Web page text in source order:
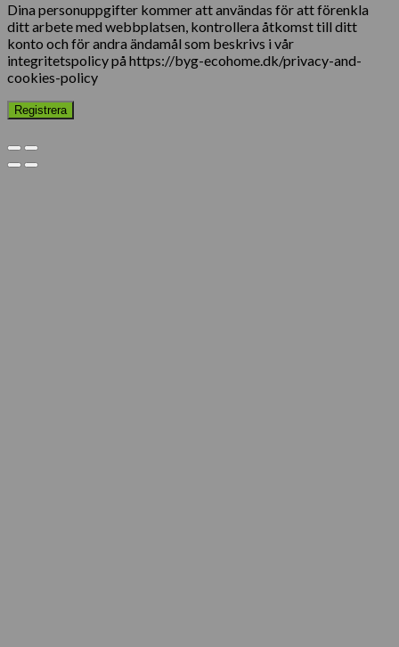
Dina personuppgifter kommer att användas för att förenkla
ditt arbete med webbplatsen, kontrollera åtkomst till ditt
konto och för andra ändamål som beskrivs i vår
integritetspolicy på https://byg-ecohome.dk/privacy-and-
cookies-policy
Registrera